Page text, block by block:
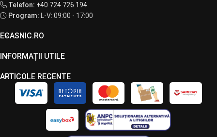
Telefon: +40 724 726 194
Program:
L-V: 09:00 - 17:00
ECASNIC.RO
INFORMAȚII UTILE
ARTICOLE RECENTE